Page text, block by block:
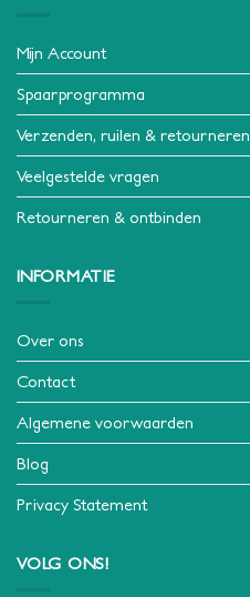
Mijn Account
Spaarprogramma
Verzenden, ruilen & retourneren
Veelgestelde vragen
Retourneren & ontbinden
INFORMATIE
Over ons
Contact
Algemene voorwaarden
Blog
Privacy Statement
VOLG ONS!